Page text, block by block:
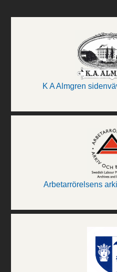
K A Almgren
Arbetarrörelsens